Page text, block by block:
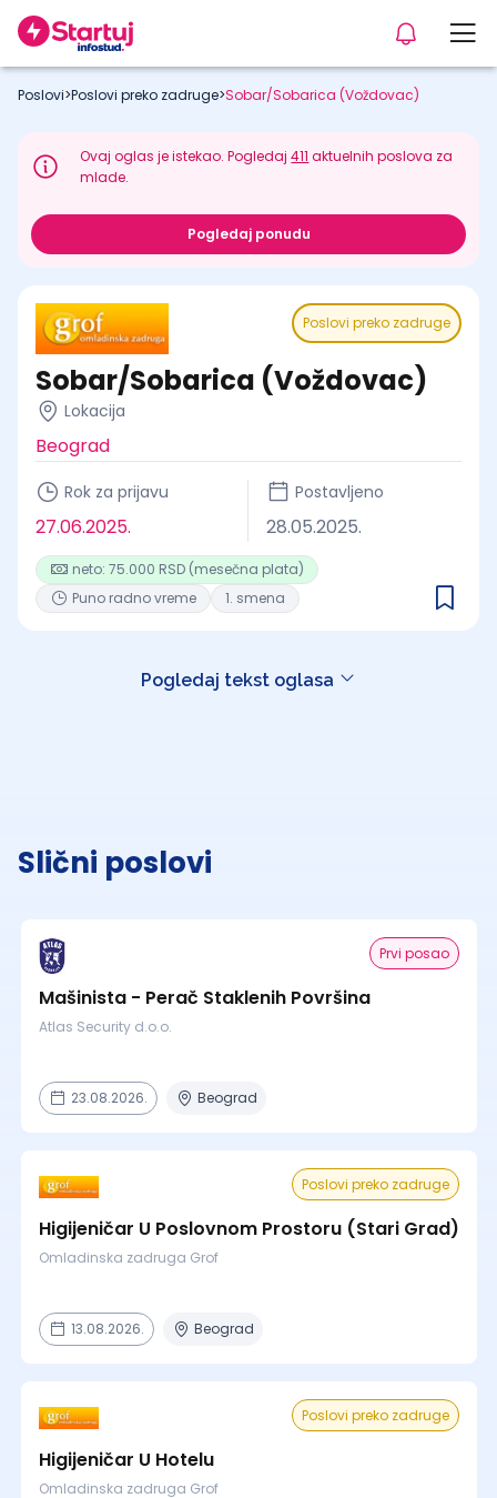
Poslovi>Poslovi preko zadruge>Sobar/Sobarica (Voždovac)
Ovaj oglas je istekao. Pogledaj411 aktuelnih poslova za
mlade.
Pogledaj ponudu
Poslovi preko zadruge
Sobar/Sobarica (Voždovac)
Lokacija
Beograd
Rok za prijavu
27.06.2025.
Postavljeno
28.05.2025.
neto: 75.000 RSD (mesečna plata)
Puno radno vreme
1. smena
Pogledaj tekst oglasa
Slični poslovi
Prvi posao
Mašinista - Perač Staklenih Površina
Atlas Security d.o.o.
23.08.2026. Beograd
Poslovi preko zadruge
Higijeničar U Poslovnom Prostoru (Stari Grad)
Omladinska zadruga Grof
13.08.2026. Beograd
Poslovi preko zadruge
Higijeničar U Hotelu
Omladinska zadruga Grof